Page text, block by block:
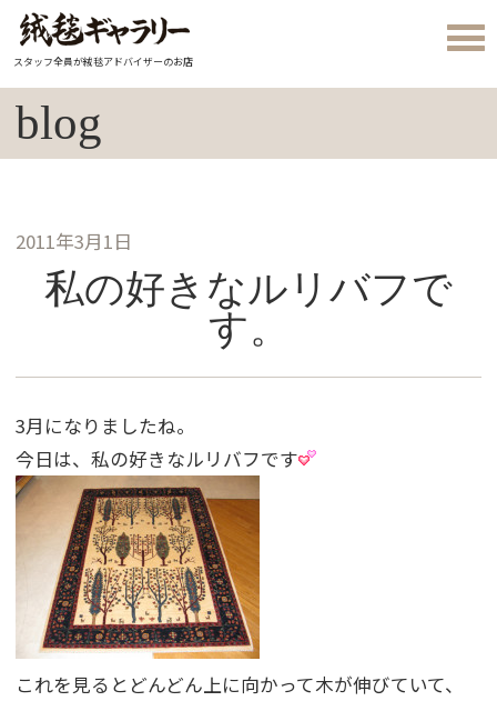
スタッフ全員が絨毯アドバイザーのお店
blog
2011年3月1日
私の好きなルリバフで
す。
3月になりましたね。
今日は、私の好きなルリバフです
これを見るとどんどん上に向かって木が伸びていて、